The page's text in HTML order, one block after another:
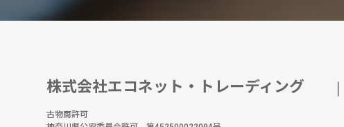
株式会社エコネット・トレーディング
古物商許可